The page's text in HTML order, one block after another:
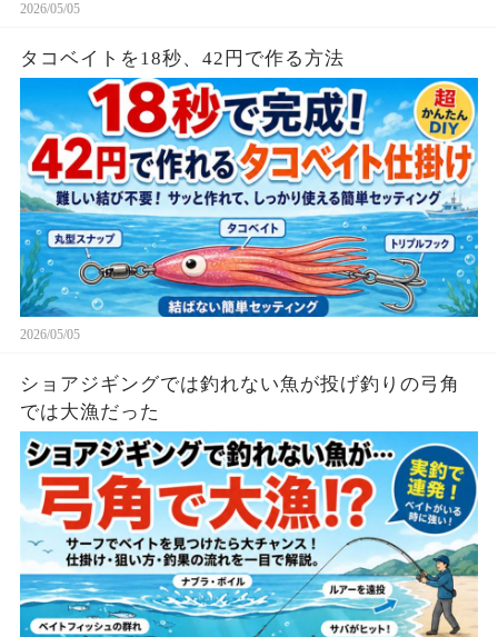
2026/05/05
タコベイトを18秒、42円で作る方法
2026/05/05
ショアジギングでは釣れない魚が投げ釣りの弓角
では大漁だった